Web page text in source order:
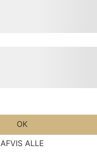
AFVIS ALLE
OK